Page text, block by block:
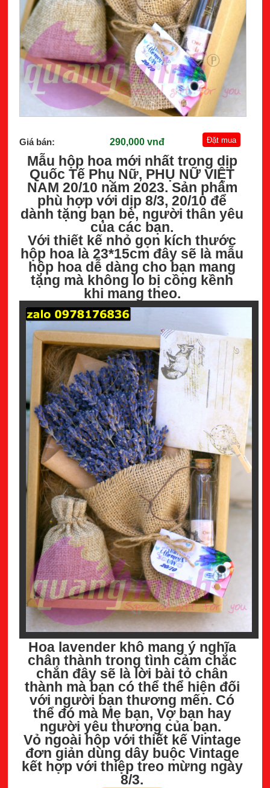
Giá bán: 290,000 vnđ
Mẫu hộp hoa mới nhất trong dịp
Quốc Tế Phụ Nữ, PHỤ NỮ VIỆT
NAM 20/10 năm 2023. Sản phẩm
phù hợp với dịp 8/3, 20/10 để
dành tặng bạn bè, người thân yêu
của các bạn.
Với thiết kế nhỏ gọn kích thước
hộp hoa là 23*15cm đây sẽ là mẫu
hộp hoa dễ dàng cho bạn mang
tặng mà không lo bị cồng kềnh
khi mang theo.
Hoa lavender khô mang ý nghĩa
chân thành trong tình cảm chắc
chắn đây sẽ là lời bài tỏ chân
thành mà bạn có thể thể hiện đối
với người bạn thương mến. Có
thể đó mà Mẹ bạn, Vợ bạn hay
người yêu thương của bạn.
Vỏ ngoài hộp với thiết kế Vintage
đơn giản dùng dây buộc Vintage
kết hợp với thiệp treo mừng ngày
8/3.